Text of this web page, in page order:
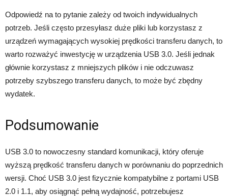
Odpowiedź na to pytanie zależy od twoich indywidualnych
potrzeb. Jeśli często przesyłasz duże pliki lub korzystasz z
urządzeń wymagających wysokiej prędkości transferu danych, to
warto rozważyć inwestycję w urządzenia USB 3.0. Jeśli jednak
głównie korzystasz z mniejszych plików i nie odczuwasz
potrzeby szybszego transferu danych, to może być zbędny
wydatek.
Podsumowanie
USB 3.0 to nowoczesny standard komunikacji, który oferuje
wyższą prędkość transferu danych w porównaniu do poprzednich
wersji. Choć USB 3.0 jest fizycznie kompatybilne z portami USB
2.0 i 1.1, aby osiągnąć pełną wydajność, potrzebujesz